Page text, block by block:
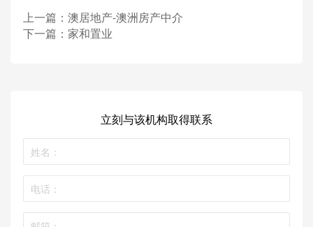
上一篇： 澳居地产-澳洲房产中介
下一篇： 家和置业
立刻与该机构取得联系